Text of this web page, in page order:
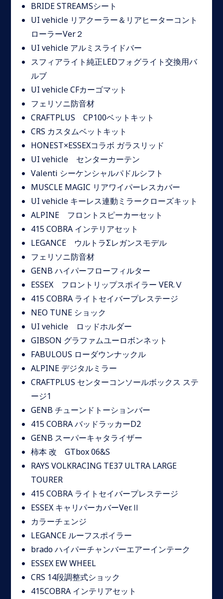
BRIDE STREAMSシート
UI vehicle リアクーラー＆リアヒーターコント
ローラーVer２
UI vehicle アルミスライドバー
スフィアライト純正LEDフォグライト交換用バ
ルブ
UI vehicle CFカーゴマット
フェリソニ防音材
CRAFTPLUS CP100ベットキット
CRS カスタムベットキット
HONEST×ESSEXコラボ ガラスリッド
UI vehicle センターカーテン
Valenti シーケンシャルパドルシフト
MUSCLE MAGIC リアワイパーレスカバー
UI vehicle キーレス連動ミラークローズキット
ALPINE フロントスピーカーセット
415 COBRA インテリアセット
LEGANCE ウルトラΣレガンスモデル
フェリソニ防音材
GENB ハイパーフローフィルター
ESSEX フロントリップスポイラー VER.Ⅴ
415 COBRA ライトセイバープレステージ
NEO TUNE ショック
UI vehicle ロッドホルダー
GIBSON グラファムユーロボンネット
FABULOUS ローダウンナックル
ALPINE デジタルミラー
CRAFTPLUS センターコンソールボックス ステ
ージ1
GENB チューンドトーションバー
415 COBRA バッドラッカーD2
GENB スーパーキャタライザー
柿本 改 GTbox 06&S
RAYS VOLKRACING TE37 ULTRA LARGE
TOURER
415 COBRA ライトセイバープレステージ
ESSEX キャリパーカバーVer.Ⅱ
カラーチェンジ
LEGANCE ルーフスポイラー
brado ハイパーチャンバーエアーインテーク
ESSEX EW WHEEL
CRS 14段調整式ショック
415COBRA インテリアセット